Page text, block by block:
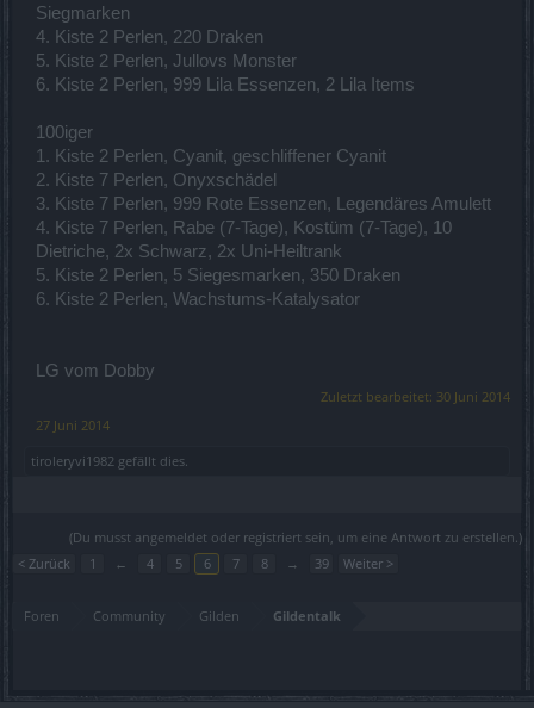
Siegmarken
4. Kiste 2 Perlen, 220 Draken
5. Kiste 2 Perlen, Jullovs Monster
6. Kiste 2 Perlen, 999 Lila Essenzen, 2 Lila Items
100iger
1. Kiste 2 Perlen, Cyanit, geschliffener Cyanit
2. Kiste 7 Perlen, Onyxschädel
3. Kiste 7 Perlen, 999 Rote Essenzen, Legendäres Amulett
4. Kiste 7 Perlen, Rabe (7-Tage), Kostüm (7-Tage), 10
Dietriche, 2x Schwarz, 2x Uni-Heiltrank
5. Kiste 2 Perlen, 5 Siegesmarken, 350 Draken
6. Kiste 2 Perlen, Wachstums-Katalysator
LG vom Dobby
Zuletzt bearbeitet: 30 Juni 2014
27 Juni 2014
tiroleryvi1982 gefällt dies.
(Du musst angemeldet oder registriert sein, um eine Antwort zu erstellen.)
< Zurück
1 ← 4 5 6 7 8 → 39 Weiter >
Foren Community Gilden Gildentalk